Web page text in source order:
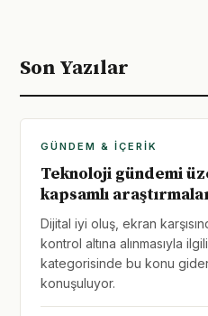
Son Yazılar
GÜNDEM & İÇERIK
Teknoloji gündemi
kapsamlı
Dijital iyi oluş, ekran
kontrol altına alınmasıyla
kategorisinde bu konu
konuşuluyor.